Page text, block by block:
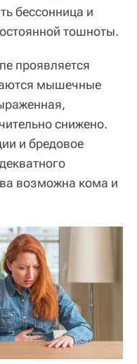
бессонница и
тошноты.
проявляется
мышечные
снижено.
и бредовое
возможна кома и